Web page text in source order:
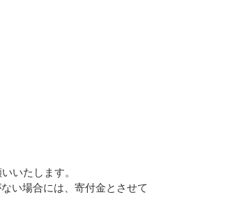
いたします。
い場合には、寄付金とさせて